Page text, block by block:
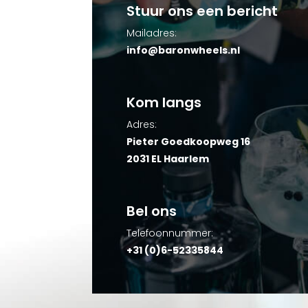
Stuur ons een bericht
Mailadres:
info@baronwheels.nl
Kom langs
Adres:
Pieter Goedkoopweg 16
2031 EL Haarlem
Bel ons
Telefoonnummer:
+31 (0)6-52335844